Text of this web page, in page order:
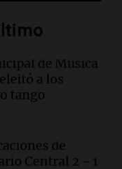
posiciones
de Música
a los
tango
de
Central 2 - 1